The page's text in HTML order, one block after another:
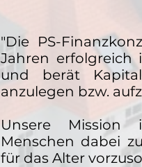
"Die PS-
Jahren erfolgreich
und berät
anzulegen bzw.
Unsere Mission
Menschen dabei
für das Alter